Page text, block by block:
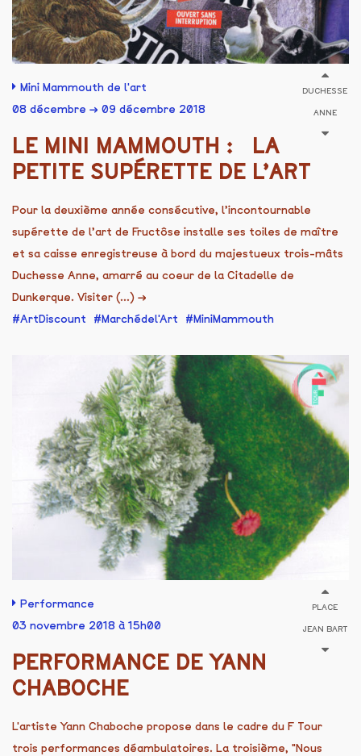
Mini Mammouth de l'art
08 décembre → 09 décembre 2018
DUCHESSE
ANNE
LE MINI MAMMOUTH : LA
PETITE SUPÉRETTE DE L’ART
Pour la deuxième année consécutive, l’incontournable
supérette de l’art de Fructôse installe ses toiles de maître
et sa caisse enregistreuse à bord du majestueux trois-mâts
Duchesse Anne, amarré au coeur de la Citadelle de
Dunkerque. Visiter (...) →
ArtDiscount
Marchédel'Art MiniMammouth
Performance
03 novembre 2018 à 15h00
PLACE
JEAN BART
PERFORMANCE DE YANN
CHABOCHE
L'artiste Yann Chaboche propose dans le cadre du F Tour
trois performances déambulatoires. La troisième, "Nous